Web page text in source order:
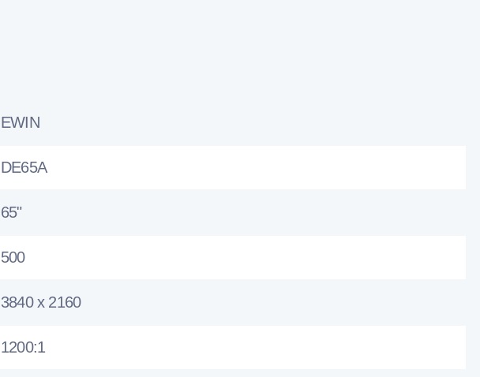
EWIN
DE65A
65"
500
3840 x 2160
1200:1